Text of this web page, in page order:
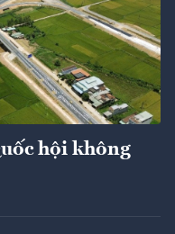
hội không